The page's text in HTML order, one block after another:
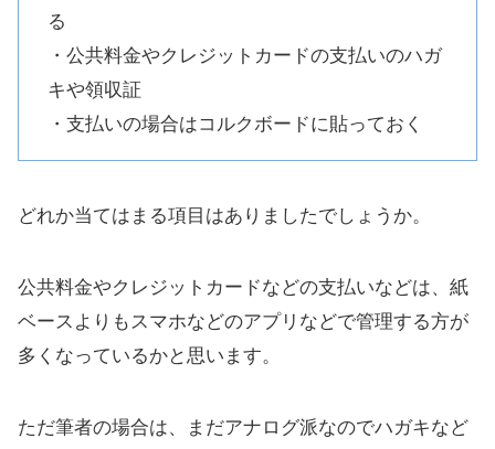
る
・公共料金やクレジットカードの支払いのハガ
キや領収証
・支払いの場合はコルクボードに貼っておく
どれか当てはまる項目はありましたでしょうか。
公共料金やクレジットカードなどの支払いなどは、紙
ベースよりもスマホなどのアプリなどで管理する方が
多くなっているかと思います。
ただ筆者の場合は、まだアナログ派なのでハガキなど